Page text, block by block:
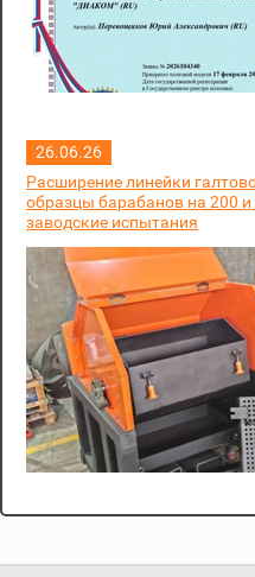
26.06.26
Расширение линейки
образцы барабанов на 200
заводские испытания